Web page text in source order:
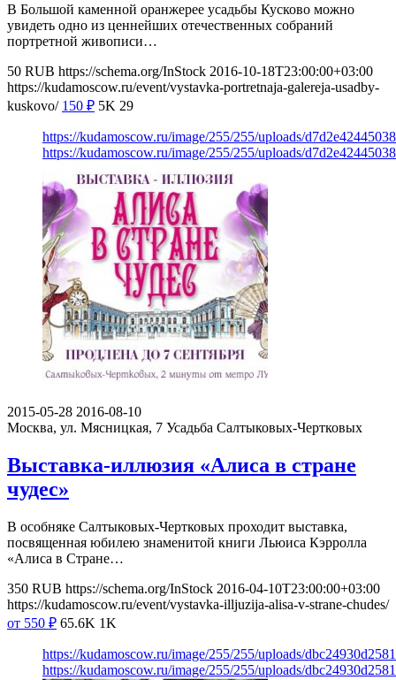
В Большой каменной оранжерее усадьбы Кусково можно
увидеть одно из ценнейших отечественных собраний
портретной живописи…
50 RUB https://schema.org/InStock 2016-10-18T23:00:00+03:00
https://kudamoscow.ru/event/vystavka-portretnaja-galereja-usadby-
kuskovo/ 150 ₽ 5K 29
https://kudamoscow.ru/image/255/255/uploads/
https://kudamoscow.ru/image/255/255/uploads/
2015-05-28 2016-08-10
Москва, ул. Мясницкая, 7 Усадьба Салтыковых-Чертковых
Выставка-иллюзия «Алиса в стране
чудес»
В особняке Салтыковых-Чертковых проходит выставка,
посвященная юбилею знаменитой книги Льюиса Кэрролла
«Алиса в Стране…
350 RUB https://schema.org/InStock 2016-04-10T23:00:00+03:00
https://kudamoscow.ru/event/vystavka-illjuzija-alisa-v-strane-chudes/
от 550 ₽ 65.6K 1K
https://kudamoscow.ru/image/255/255/uploads/
https://kudamoscow.ru/image/255/255/uploads/